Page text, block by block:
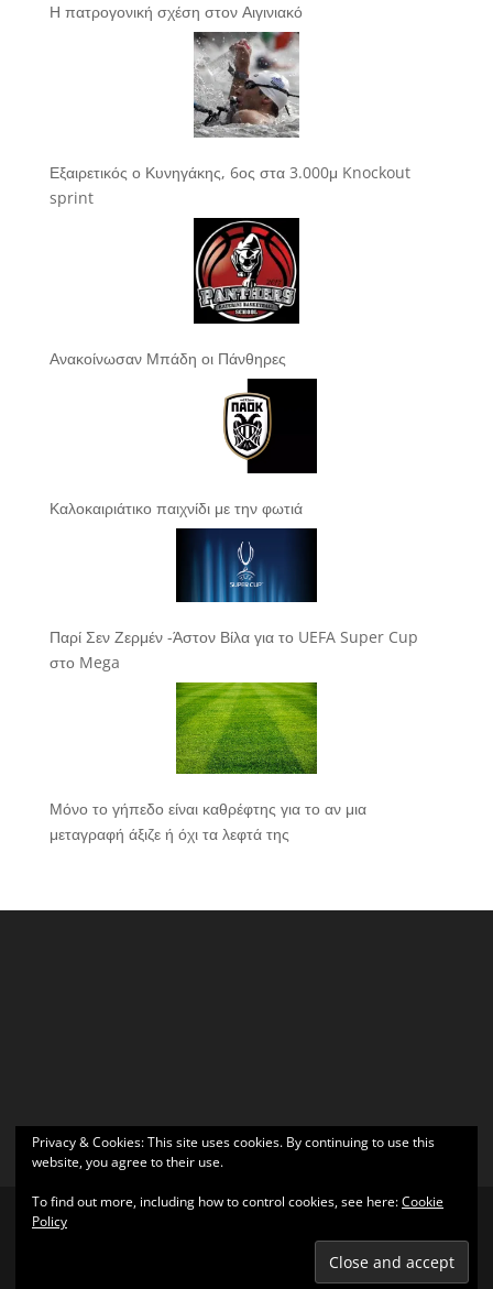
Η πατρογονική σχέση στον Αιγινιακό
Εξαιρετικός ο Κυνηγάκης, 6ος στα 3.000μ Knockout
sprint
Ανακοίνωσαν Μπάδη οι Πάνθηρες
Καλοκαιριάτικο παιχνίδι με την φωτιά
Παρί Σεν Ζερμέν -Άστον Βίλα για το UEFA Super Cup
στο Mega
Μόνο το γήπεδο είναι καθρέφτης για το αν μια
μεταγραφή άξιζε ή όχι τα λεφτά της
| Υποστηρίζεται από
Privacy & Cookies: This site uses cookies. By continuing to use this
website, you agree to their use.
To find out more, including how to control cookies, see here:Cookie
Policy